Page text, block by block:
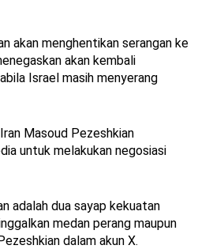
akan menghentikan serangan ke
akan kembali
Israel masih menyerang
Masoud Pezeshkian
untuk melakukan negosiasi
adalah dua sayap kekuatan
medan perang maupun
dalam akun X.